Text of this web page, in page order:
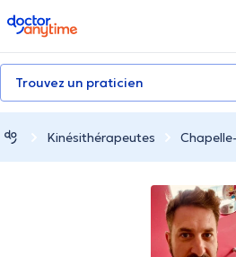
doctoranytime
Trouvez un praticien
Kinésithérapeutes